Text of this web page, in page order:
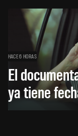
HACE 6 HORAS
El
ya tiene